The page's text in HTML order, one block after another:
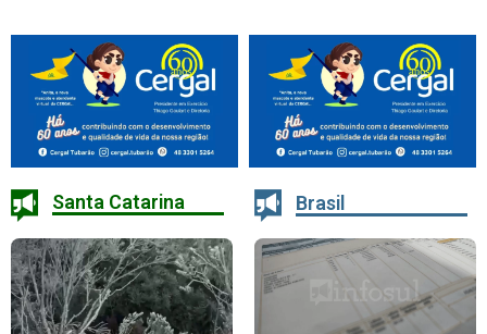
Santa Catarina Brasil